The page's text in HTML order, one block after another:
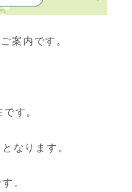
案内です。
す。
なります。
。